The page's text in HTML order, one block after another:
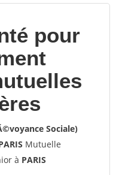
pour
Sociale)
Mutuelle
à PARIS